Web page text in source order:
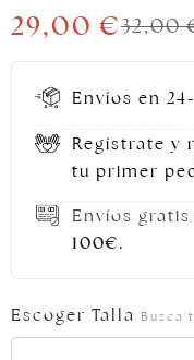
32,00
29,00€
Envíos en
Regístrate y
tu primer
Envíos gratis
100€.
Escoger Talla Busca